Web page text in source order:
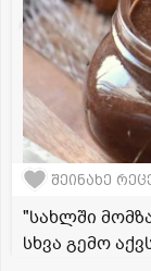
შეინახე
"სახლში
სხვა გემო